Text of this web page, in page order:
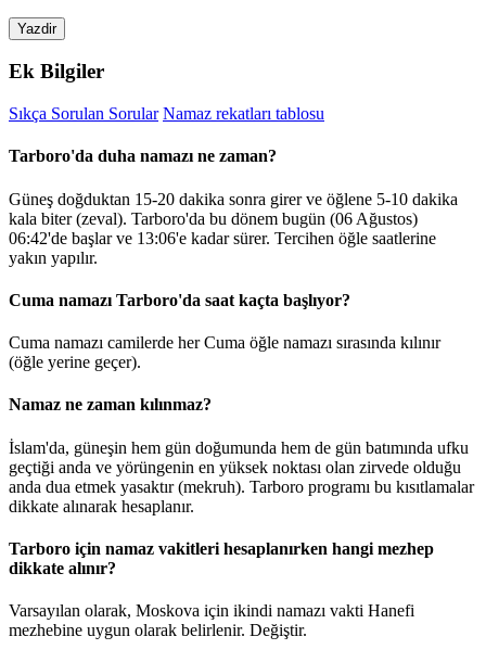
Yazdir
Ek Bilgiler
Sıkça Sorulan Sorular Namaz rekatları tablosu
Tarboro'da duha namazı ne zaman?
Güneş doğduktan 15-20 dakika sonra girer ve öğlene 5-10 dakika
kala biter (zeval). Tarboro'da bu dönem bugün (06 Ağustos)
06:42'de başlar ve 13:06'e kadar sürer. Tercihen öğle saatlerine
yakın yapılır.
Cuma namazı Tarboro'da saat kaçta başlıyor?
Cuma namazı camilerde her Cuma öğle namazı sırasında kılınır
(öğle yerine geçer).
Namaz ne zaman kılınmaz?
İslam'da, güneşin hem gün doğumunda hem de gün batımında ufku
geçtiği anda ve yörüngenin en yüksek noktası olan zirvede olduğu
anda dua etmek yasaktır (mekruh). Tarboro programı bu kısıtlamalar
dikkate alınarak hesaplanır.
Tarboro için namaz vakitleri hesaplanırken hangi mezhep
dikkate alınır?
Varsayılan olarak, Moskova için ikindi namazı vakti Hanefi
mezhebine uygun olarak belirlenir. Değiştir.